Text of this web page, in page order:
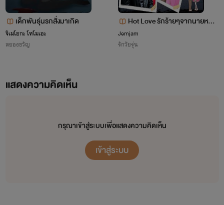
เด็กพันธุ์นรกสั่งมาเกิด
จิเมโอกะ โทโมเอะ
สยองขวัญ
Hot Love รักร้ายๆจากนายหน้าโ
หด
Jemjam
รักวัยรุ่น
แสดงความคิดเห็น
กรุณาเข้าสู่ระบบเพื่อแสดงความคิดเห็น
เข้าสู่ระบบ